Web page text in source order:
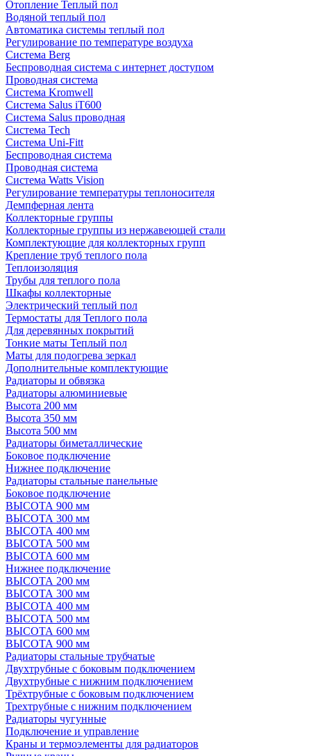
Отопление Теплый пол
Водяной теплый пол
Автоматика системы теплый пол
Регулирование по температуре воздуха
Система Berg
Беспроводная система с интернет доступом
Проводная система
Система Kromwell
Система Salus iT600
Система Salus проводная
Система Tech
Система Uni-Fitt
Беспроводная система
Проводная система
Система Watts Vision
Регулирование температуры теплоносителя
Демпферная лента
Коллекторные группы
Коллекторные группы из нержавеющей стали
Комплектующие для коллекторных групп
Крепление труб теплого пола
Теплоизоляция
Трубы для теплого пола
Шкафы коллекторные
Электрический теплый пол
Термостаты для Теплого пола
Для деревянных покрытий
Тонкие маты Теплый пол
Маты для подогрева зеркал
Дополнительные комплектующие
Радиаторы и обвязка
Радиаторы алюминиевые
Высота 200 мм
Высота 350 мм
Высота 500 мм
Радиаторы биметаллические
Боковое подключение
Нижнее подключение
Радиаторы стальные панельные
Боковое подключение
ВЫСОТА 900 мм
ВЫСОТА 300 мм
ВЫСОТА 400 мм
ВЫСОТА 500 мм
ВЫСОТА 600 мм
Нижнее подключение
ВЫСОТА 200 мм
ВЫСОТА 300 мм
ВЫСОТА 400 мм
ВЫСОТА 500 мм
ВЫСОТА 600 мм
ВЫСОТА 900 мм
Радиаторы стальные трубчатые
Двухтрубные с боковым подключением
Двухтрубные с нижним подключением
Трёхтрубные с боковым подключением
Трехтрубные с нижним подключением
Радиаторы чугунные
Подключение и управление
Краны и термоэлементы для радиаторов